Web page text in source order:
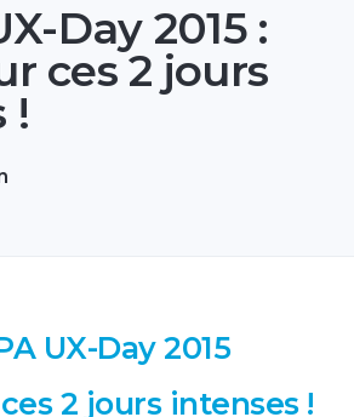
Day 2015 :
ces 2 jours
!
UX-Day 2015
2 jours intenses !